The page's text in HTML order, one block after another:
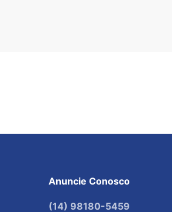
Anuncie Conosco
(14) 98180-5459